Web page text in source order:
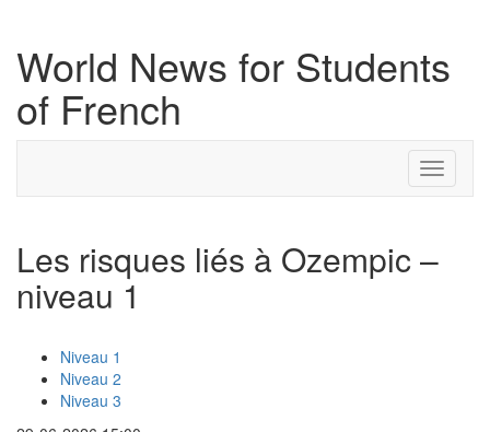
World News for Students
of French
Toggle
Les risques liés à Ozempic –
niveau 1
Niveau 1
Niveau 2
Niveau 3